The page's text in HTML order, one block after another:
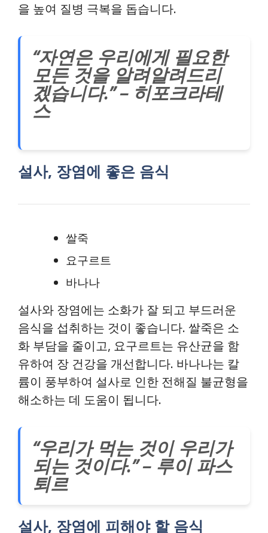
을 높여 질병 극복을 돕습니다.
“자연은 우리에게 필요한
모든 것을 알려알려드리
겠습니다.” – 히포크라테
스
설사, 장염에 좋은 음식
쌀죽
요구르트
바나나
설사와 장염에는 소화가 잘 되고 부드러운
음식을 섭취하는 것이 좋습니다. 쌀죽은 소
화 부담을 줄이고, 요구르트는 유산균을 함
유하여 장 건강을 개선합니다. 바나나는 칼
륨이 풍부하여 설사로 인한 전해질 불균형을
해소하는 데 도움이 됩니다.
“우리가 먹는 것이 우리가
되는 것이다.” – 루이 파스
퇴르
설사, 장염에 피해야 할 음식